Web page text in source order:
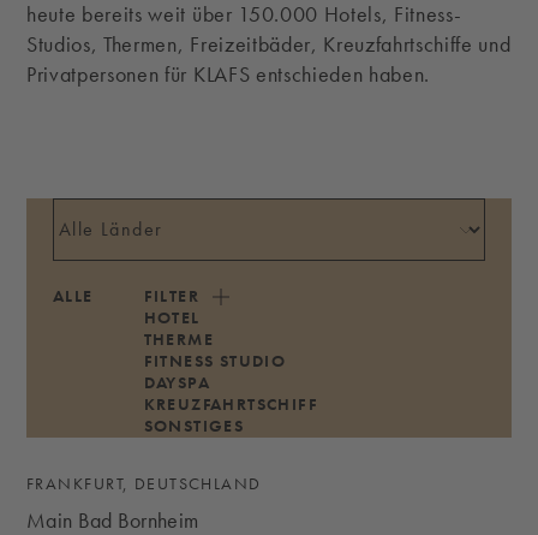
heute bereits weit über 150.000 Hotels, Fitness-
Studios, Thermen, Freizeitbäder, Kreuzfahrtschiffe und
Privatpersonen für KLAFS entschieden haben.
ALLE
FILTER
HOTEL
THERME
FITNESS STUDIO
DAYSPA
KREUZFAHRTSCHIFF
SONSTIGES
FRANKFURT, DEUTSCHLAND
Main Bad Bornheim